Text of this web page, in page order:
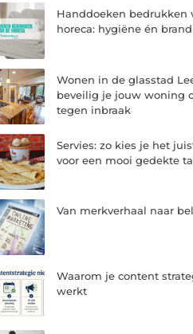
Handdoeken bedrukken
horeca: hygiëne én
Wonen in de glasstad
beveilig je jouw woning
tegen inbraak
Servies: zo kies je het
voor een mooi gedekte
Van merkverhaal naar
Waarom je content
werkt